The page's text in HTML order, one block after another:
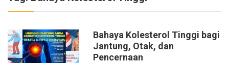
Bahaya Kolesterol Tinggi bagi
Jantung, Otak, dan
Pencernaan